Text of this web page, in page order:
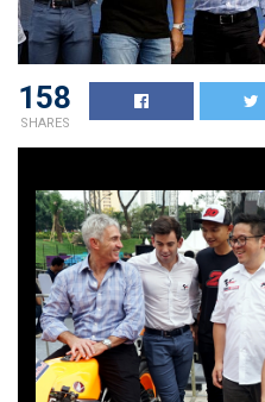
158
SHARES